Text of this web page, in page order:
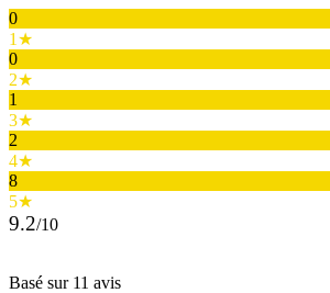
0
1★
0
2★
1
3★
2
4★
8
5★
9.2/10
Basé sur 11 avis